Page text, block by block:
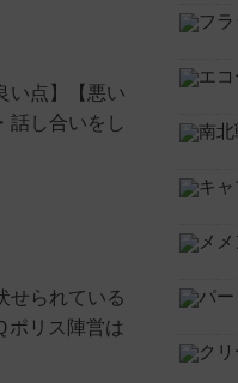
い点】【悪い
話し合いをし
せられている
ポリス陣営は